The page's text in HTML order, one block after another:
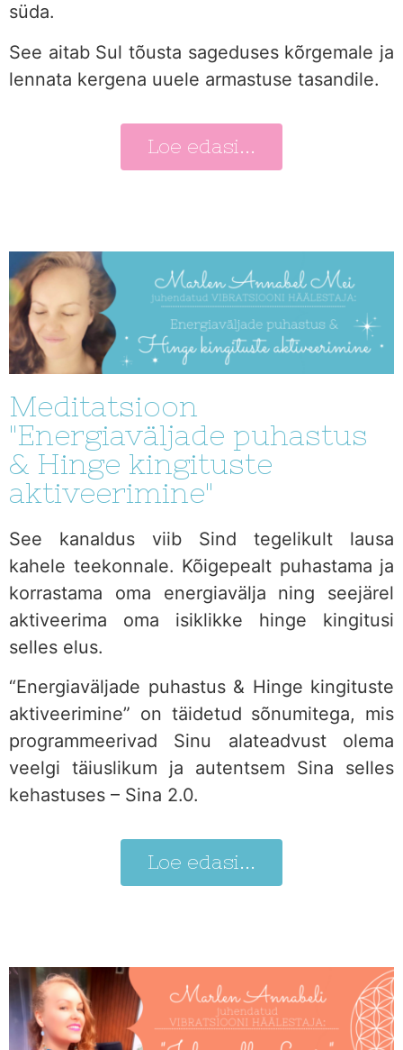
süda.
See aitab Sul tõusta sageduses kõrgemale ja
lennata kergena uuele armastuse tasandile.
Loe edasi...
Meditatsioon
"Energiaväljade puhastus
& Hinge kingituste
aktiveerimine"
See kanaldus viib Sind tegelikult lausa
kahele teekonnale. Kõigepealt puhastama ja
korrastama oma energiavälja ning seejärel
aktiveerima oma isiklikke hinge kingitusi
selles elus.
“Energiaväljade puhastus & Hinge kingituste
aktiveerimine” on täidetud sõnumitega, mis
programmeerivad Sinu alateadvust olema
veelgi täiuslikum ja autentsem Sina selles
kehastuses – Sina 2.0.
Loe edasi...